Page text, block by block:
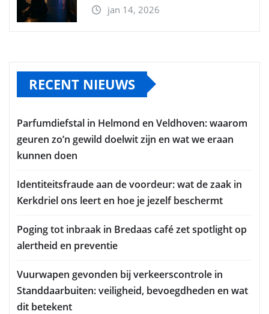
jan 14, 2026
RECENT NIEUWS
Parfumdiefstal in Helmond en Veldhoven: waarom
geuren zo’n gewild doelwit zijn en wat we eraan
kunnen doen
Identiteitsfraude aan de voordeur: wat de zaak in
Kerkdriel ons leert en hoe je jezelf beschermt
Poging tot inbraak in Bredaas café zet spotlight op
alertheid en preventie
Vuurwapen gevonden bij verkeerscontrole in
Standdaarbuiten: veiligheid, bevoegdheden en wat
dit betekent